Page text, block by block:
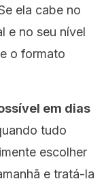
ela cabe no
e no seu nível
o formato
em dias
tudo
escolher
e tratá-la